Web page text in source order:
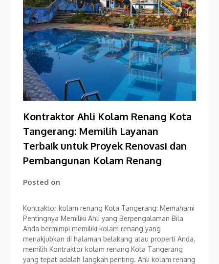
Kontraktor Ahli Kolam Renang Kota
Tangerang: Memilih Layanan
Terbaik untuk Proyek Renovasi dan
Pembangunan Kolam Renang
Posted on
Kontraktor kolam renang Kota Tangerang: Memahami
Pentingnya Memiliki Ahli yang Berpengalaman Bila
Anda bermimpi memiliki kolam renang yang
menakjubkan di halaman belakang atau properti Anda,
memilih Kontraktor kolam renang Kota Tangerang
yang tepat adalah langkah penting. Ahli kolam renang